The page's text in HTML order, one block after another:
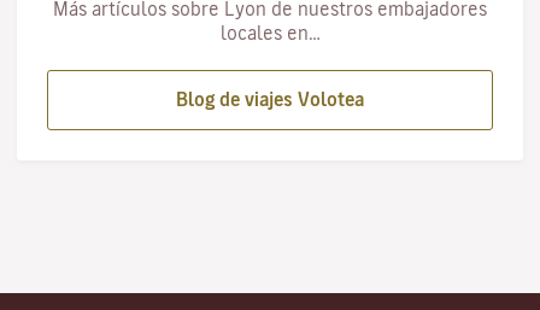
Más artículos sobre Lyon de nuestros embajadores
locales en…
Blog de viajes Volotea